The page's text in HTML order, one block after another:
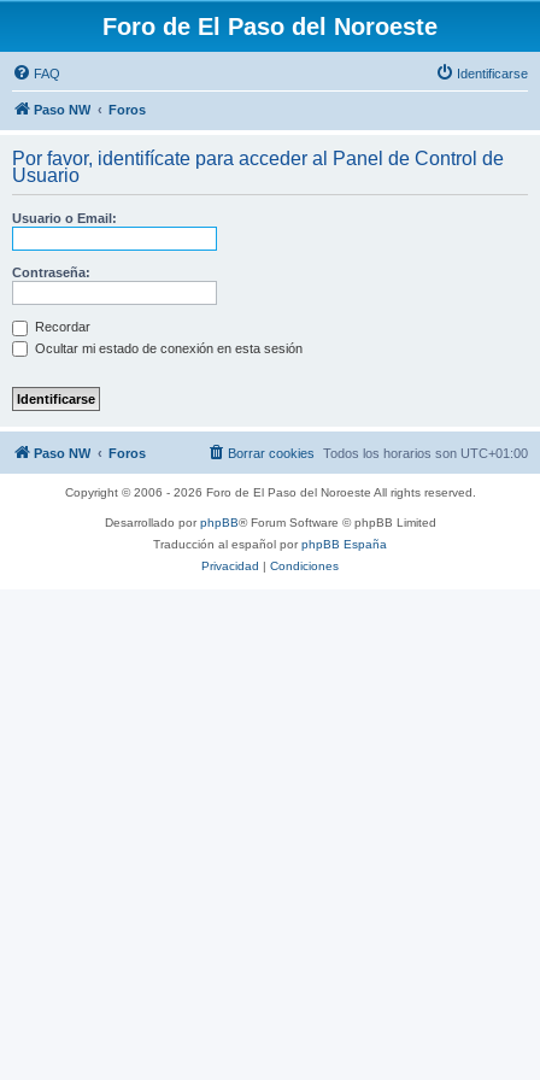
Foro de El Paso del Noroeste
FAQ Identificarse
Paso NW Foros
Por favor, identifícate para acceder al Panel de Control de
Usuario
Usuario o Email:
Contraseña:
Recordar
Ocultar mi estado de conexión en esta sesión
Paso NW Foros Todos los horarios son UTC+01:00
Borrar cookies
Copyright © 2006 - 2026 Foro de El Paso del Noroeste All rights reserved.
Desarrollado porphpBB® Forum Software © phpBB Limited
Traducción al español porphpBB España
Privacidad | Condiciones